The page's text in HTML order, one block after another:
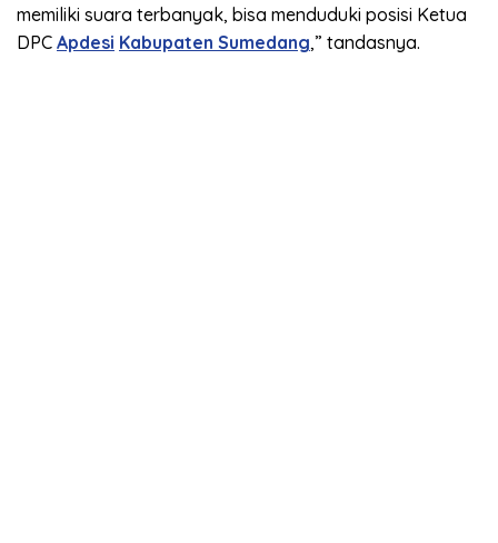
memiliki suara terbanyak, bisa menduduki posisi Ketua
DPC Apdesi Kabupaten Sumedang,” tandasnya.